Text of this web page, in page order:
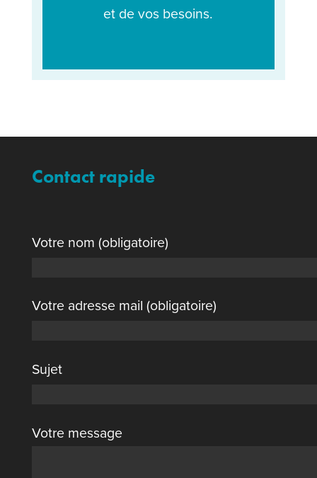
et de vos besoins.
Contact rapide
Votre nom (obligatoire)
Votre adresse mail (obligatoire)
Sujet
Votre message